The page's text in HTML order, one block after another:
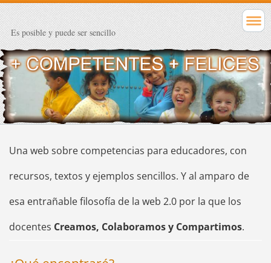
Es posible y puede ser sencillo
Una web sobre competencias para educadores, con
recursos, textos y ejemplos sencillos. Y al amparo de
esa entrañable filosofía de la web 2.0 por la que los
docentes Creamos, Colaboramos y Compartimos.